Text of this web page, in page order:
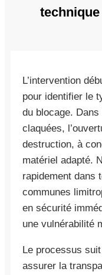
L’intervention
pour identifier le
du blocage.
claquées,
destruction, à
matériel adapté.
rapidement dans
communes
en sécurité
une vulnérabilité
Le processus
assurer la